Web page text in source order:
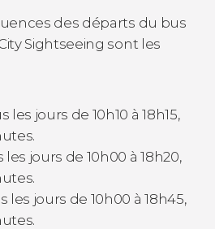
des départs du bus
Sightseeing sont les
les jours de 10h10 à 18h15,
les jours de 10h00 à 18h20,
les jours de 10h00 à 18h45,